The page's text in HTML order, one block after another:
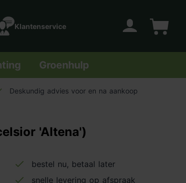
Klantenservice
Groenhulp
Deskundig advies voor en na aankoop
'Altena')
bestel nu, betaal later
snelle levering op afspraak